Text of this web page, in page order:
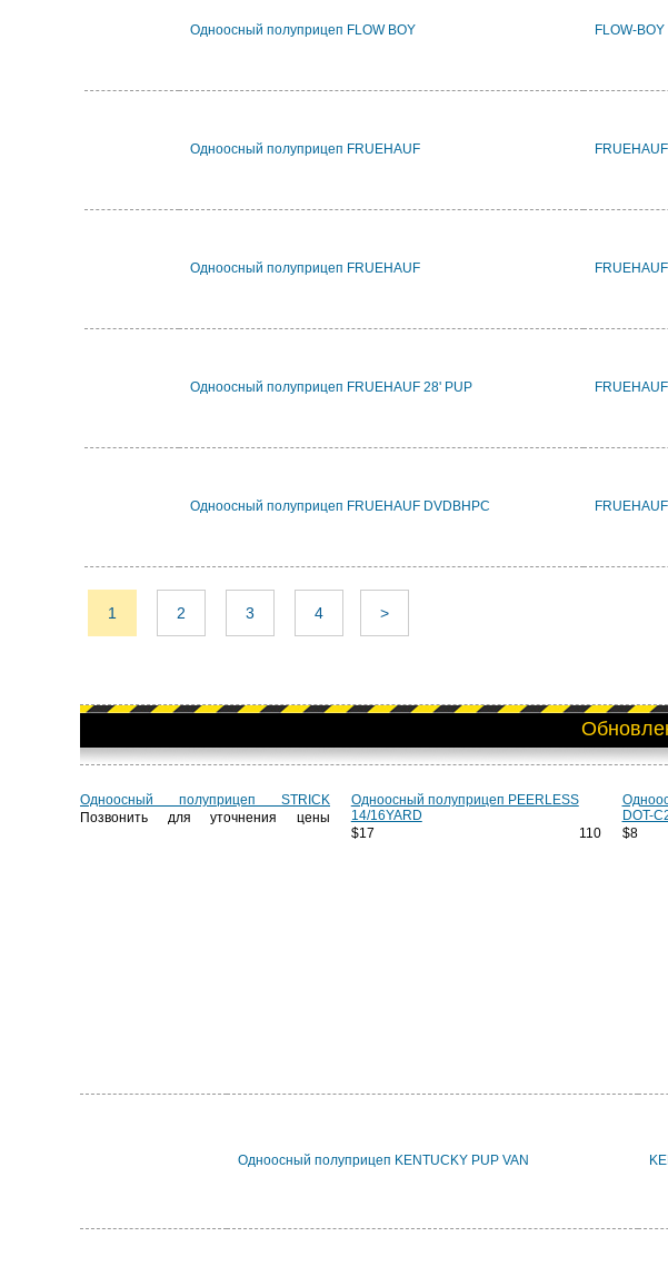
Одноосный полуприцеп FLOW BOY FLOW-BOY
Одноосный полуприцеп FRUEHAUF FRUEHAUF
Одноосный полуприцеп FRUEHAUF FRUEHAUF
Одноосный полуприцеп FRUEHAUF 28' PUP FRUEHAUF
Одноосный полуприцеп FRUEHAUF DVDBHPC FRUEHAUF
1 2 3 4 >
Одноосный полуприцеп STRICK
Позвонить для уточнения цены
Одноосный полуприцеп PEERLESS
14/16YARD
$17 110
DOT-
Одноосный полуприцеп KENTUCKY PUP VAN